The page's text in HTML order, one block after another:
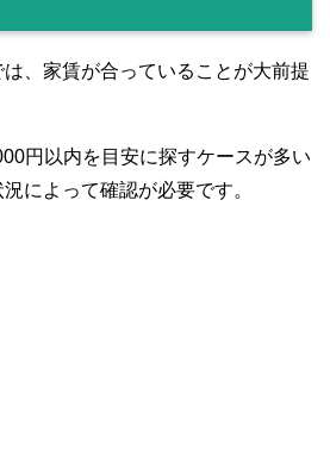
、家賃が合っていることが大前提
円以内を目安に探すケースが多い
によって確認が必要です。